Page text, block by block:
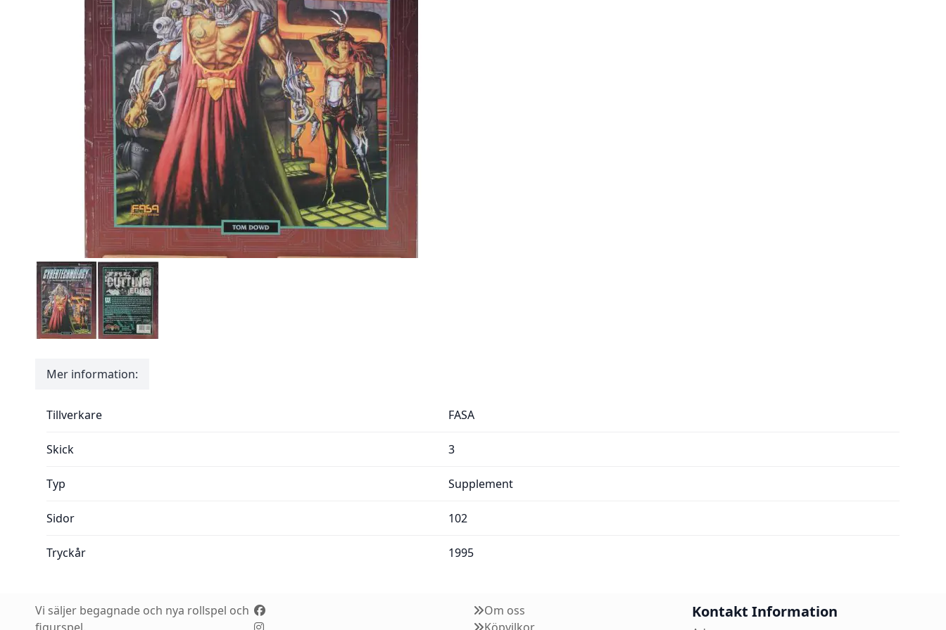
Mer information:
Tillverkare FASA
Skick 3
Typ Supplement
Sidor 102
Tryckår 1995
Vi säljer begagnade och nya rollspel och
Om oss
Kontakt Information